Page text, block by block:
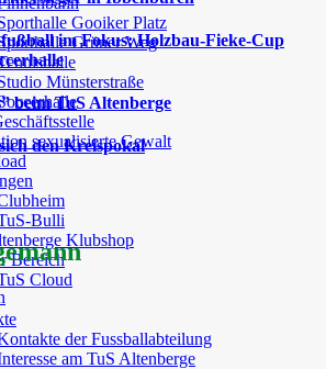
Gooiker Platz
Grüner Weg
Münsterstraße
sexualisierte Gewalt
Bulli
Klubshop
Bereich
Cloud
der Fussballabteilung
am TuS Altenberge
im Fokus: Holzbau-Fieke-Cup
beim TuS Altenberge
den Kreispokal